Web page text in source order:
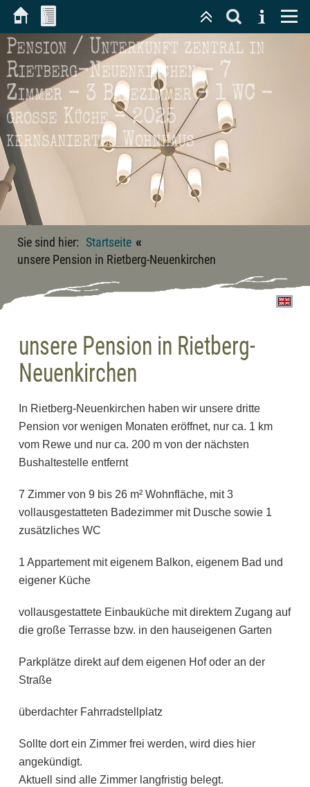
Pension / Unterkunft zentral in
Rietberg-Neuenkirchen - 7
Zimmer - 3 Badezimmer - 1 WC -
große Küche - 2025
kernsaniertes Wohnhaus
Sie sind hier: Startseite «
unsere Pension in Rietberg-Neuenkirchen
unsere Pension in Rietberg-
Neuenkirchen
In Rietberg-Neuenkirchen haben wir unsere dritte
Pension vor wenigen Monaten eröffnet, nur ca. 1 km
vom Rewe und nur ca. 200 m von der nächsten
Bushaltestelle entfernt
7 Zimmer von 9 bis 26 m² Wohnfläche, mit 3
vollausgestatteten Badezimmer mit Dusche sowie 1
zusätzliches WC
1 Appartement mit eigenem Balkon, eigenem Bad und
eigener Küche
vollausgestattete Einbauküche mit direktem Zugang auf
die große Terrasse bzw. in den hauseigenen Garten
Parkplätze direkt auf dem eigenen Hof oder an der
Straße
überdachter Fahrradstellplatz
Sollte dort ein Zimmer frei werden, wird dies hier
angekündigt.
Aktuell sind alle Zimmer langfristig belegt.